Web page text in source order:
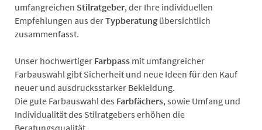
umfangreichen Stilratgeber, der Ihre individuellen
Empfehlungen aus derTypberatung übersichtlich
zusammenfasst.
Unser hochwertiger Farbpass mit umfangreicher
Farbauswahl gibt Sicherheit und neue Ideen für den Kauf
neuer und ausdrucksstarker Bekleidung.
Die gute Farbauswahl des Farbfächers, sowie Umfang und
Individualität des Stilratgebers erhöhen die
Beratungsqualität.